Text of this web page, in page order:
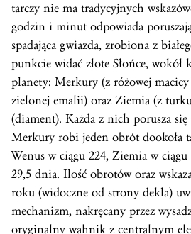
tarczy nie ma tradycyjnych
godzin i minut odpowiada
spadająca gwiazda, zrobiona z
punkcie widać złote Słońce, wokół
planety: Merkury (z różowej macicy
zielonej emalii) oraz Ziemia (z
(diament). Każda z nich porusza
Merkury robi jeden obrót dookoła
Wenus w ciągu 224, Ziemia w
29,5 dnia. Ilość obrotów oraz
roku (widoczne od strony dekla)
mechanizm, nakręcany przez
oryginalny wahnik z centralnym